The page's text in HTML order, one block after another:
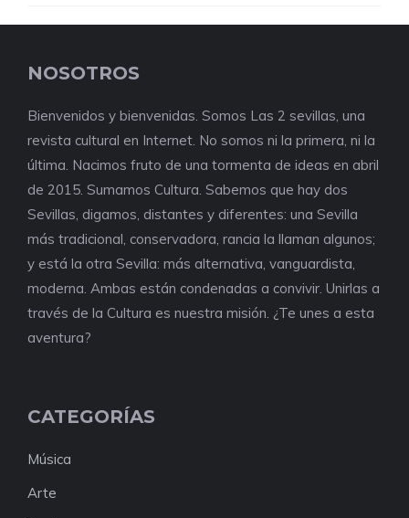
NOSOTROS
Bienvenidos y bienvenidas. Somos Las 2 sevillas, una
revista cultural en Internet. No somos ni la primera, ni la
última. Nacimos fruto de una tormenta de ideas en abril
de 2015. Sumamos Cultura. Sabemos que hay dos
Sevillas, digamos, distantes y diferentes: una Sevilla
más tradicional, conservadora, rancia la llaman algunos;
y está la otra Sevilla: más alternativa, vanguardista,
moderna. Ambas están condenadas a convivir. Unirlas a
través de la Cultura es nuestra misión. ¿Te unes a esta
aventura?
CATEGORÍAS
Música
Arte